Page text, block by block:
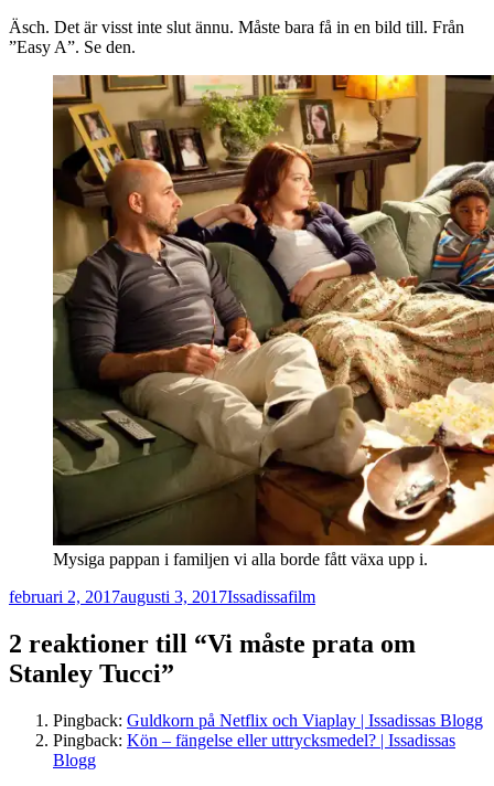
Äsch. Det är visst inte slut ännu. Måste bara få in en bild till. Från
”Easy A”. Se den.
Mysiga pappan i familjen vi alla borde fått växa upp i.
Postat
februari 2, 2017augusti 3, 2017Författare
IssadissaKategorier
film
2 reaktioner till “Vi måste prata om
Stanley Tucci”
Pingback: Guldkorn på Netflix och Viaplay | Issadissas Blogg
Pingback: Kön – fängelse eller uttrycksmedel? | Issadissas
Blogg